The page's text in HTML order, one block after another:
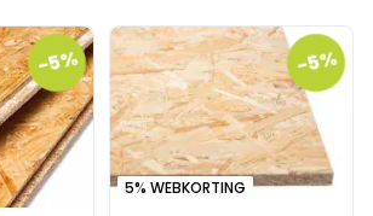
-5% -5%
5% WEBKORTING